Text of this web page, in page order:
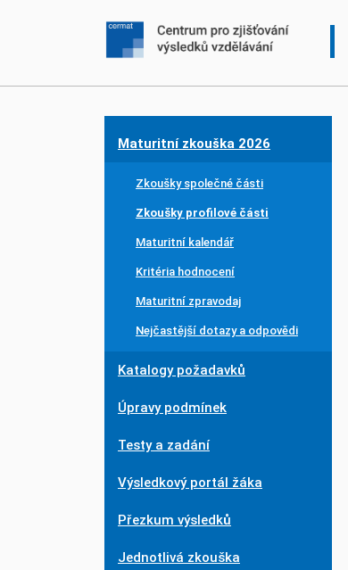
Maturitní zkouška 2026
Zkoušky společné části
Zkoušky profilové části
Maturitní kalendář
Kritéria hodnocení
Maturitní zpravodaj
Nejčastější dotazy a odpovědi
Katalogy požadavků
Úpravy podmínek
Testy a zadání
Výsledkový portál žáka
Přezkum výsledků
Jednotlivá zkouška